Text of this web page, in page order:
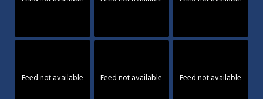
Feed not available Feed not available Feed not available